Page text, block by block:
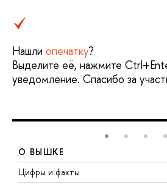
Нашли опечатку?
Выделите её, нажмите
уведомление. Спасибо за
О ВЫШКЕ
Цифры и факты